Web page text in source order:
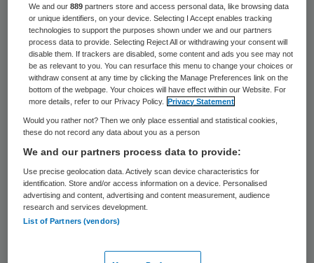
voltooid leven het recht te geven om uit
het leven te stappen geen breekpunt in de
formatie. Dat maakte hij maandag duidelijk
na een gesprek met informateur Edith
Schippers.
Voor de verkiezingen voor de Tweede
Kamer van 15 maart noemde hij het
onderwerp veelvuldig een breekpunt. “Alles
ligt op tafel, ook heel ingewikkelde
onderwerpen en vervolgens moet je zien
Schippers. “De eerste zet die je moet doen
We and our889 partners store and access personal data, like browsing data
or unique identifiers, on your device. Selecting I Accept enables tracking
technologies to support the purposes shown under we and our partners
process data to provide. Selecting Reject All or withdrawing your consent will
disable them. If trackers are disabled, some content and ads you see may not
be as relevant to you. You can resurface this menu to change your choices or
withdraw consent at any time by clicking the Manage Preferences link on the
bottom of the webpage. Your choices will have effect within our Website. For
more details, refer to our Privacy Policy.
Privacy Statement
Would you rather not? Then we only place essential and statistical cookies,
these do not record any data about you as a person
We and our partners process data to provide:
Use precise geolocation data. Actively scan device characteristics for
identification. Store and/or access information on a device. Personalised
advertising and content, advertising and content measurement, audience
research and services development.
List of Partners (vendors)